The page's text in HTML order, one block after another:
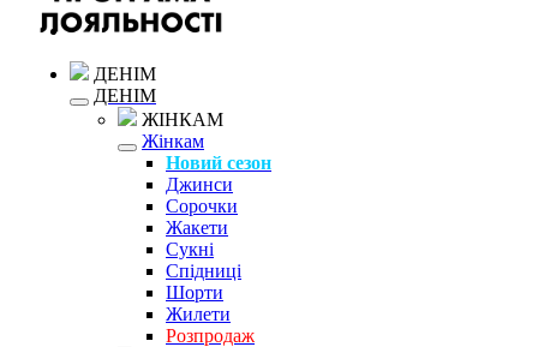
ДЕНІМ
ДЕНІМ
ЖІНКАМ
Жінкам
Новий сезон
Джинси
Сорочки
Жакети
Сукні
Спідниці
Шорти
Жилети
Розпродаж